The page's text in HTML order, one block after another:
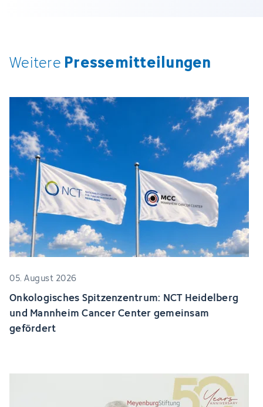
Weitere Pressemitteilungen
05. August 2026
Onkologisches Spitzenzentrum: NCT Heidelberg
und Mannheim Cancer Center gemeinsam
gefördert